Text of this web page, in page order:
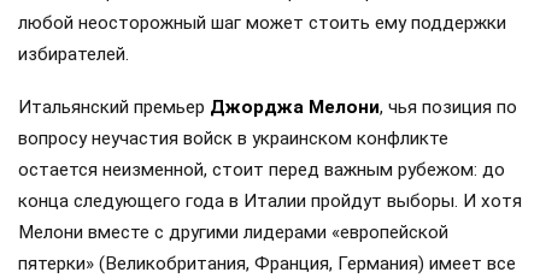
любой неосторожный шаг может стоить ему поддержки
избирателей.
Итальянский премьер Джорджа Мелони, чья позиция по
вопросу неучастия войск в украинском конфликте
остается неизменной, стоит перед важным рубежом: до
конца следующего года в Италии пройдут выборы. И хотя
Мелони вместе с другими лидерами «европейской
пятерки» (Великобритания, Франция, Германия) имеет все